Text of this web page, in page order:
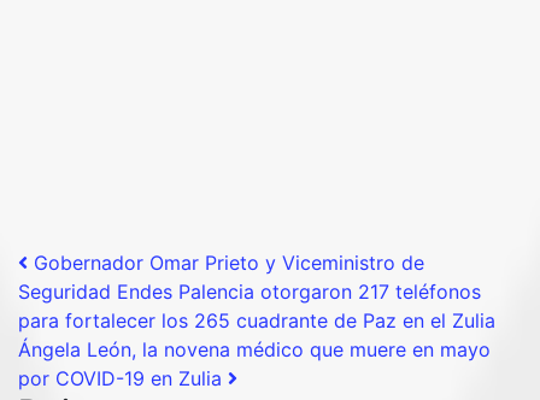
Post navigation
Gobernador Omar Prieto y Viceministro de
Seguridad Endes Palencia otorgaron 217 teléfonos
para fortalecer los 265 cuadrante de Paz en el Zulia
Ángela León, la novena médico que muere en mayo
por COVID-19 en Zulia